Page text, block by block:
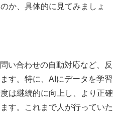
か、具体的に見てみましょ
い合わせの自動対応など、反
す。特に、AIにデータを学習
は継続的に向上し、より正確
す。これまで人が行っていた